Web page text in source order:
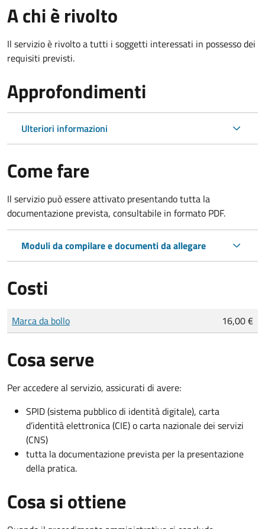
A chi è rivolto
Il servizio è rivolto a tutti i soggetti interessati in possesso dei
requisiti previsti.
Approfondimenti
Ulteriori informazioni
Come fare
Il servizio può essere attivato presentando tutta la
documentazione prevista, consultabile in formato PDF.
Moduli da compilare e documenti da allegare
Costi
Tipo di pagamento
Importo
Marca da bollo 16,00 €
Cosa serve
Per accedere al servizio, assicurati di avere:
SPID (sistema pubblico di identità digitale), carta
d’identità elettronica (CIE) o carta nazionale dei servizi
(CNS)
tutta la documentazione prevista per la presentazione
della pratica.
Cosa si ottiene